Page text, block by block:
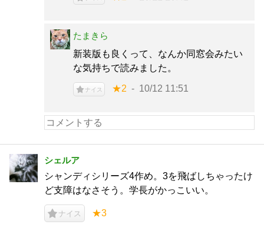
たまきら
新装版も良くって、なんか同窓会みたい
な気持ちで読みました。
ナイス ★2 10/12 11:51
シェルア
シャンディシリーズ4作め。3を飛ばしちゃったけ
ど支障はなさそう。学長がかっこいい。
ナイス ★3